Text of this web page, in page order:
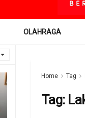
OLAHRAGA
Home Tag
Tag: